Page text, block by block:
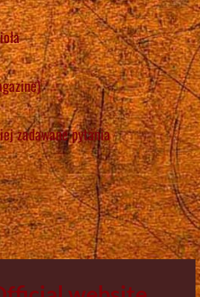
zadawane pytania